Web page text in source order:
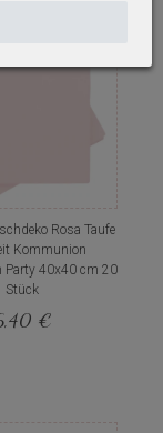
Rosa Taufe
Kommunion
Party 40x40 cm 20
Stück
€